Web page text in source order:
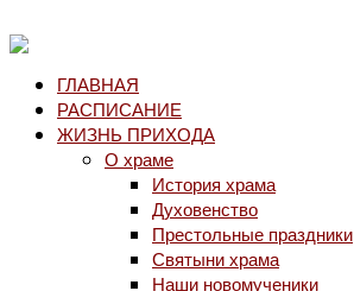
ГЛАВНАЯ
РАСПИСАНИЕ
ЖИЗНЬ ПРИХОДА
О храме
История храма
Духовенство
Престольные праздники
Святыни храма
Наши новомученики